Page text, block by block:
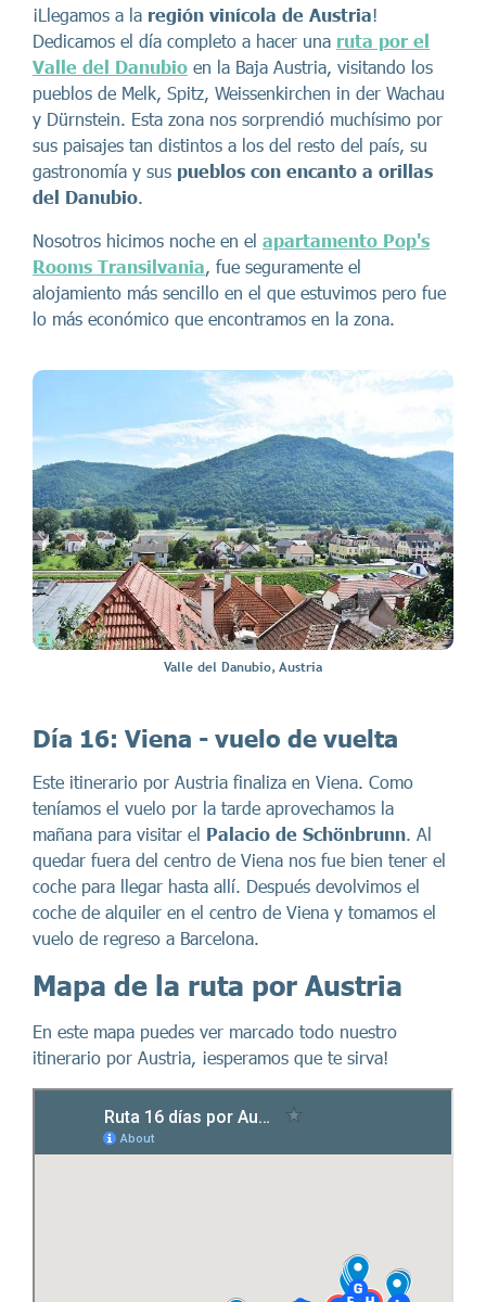
¡Llegamos a la región vinícola de Austria!
Dedicamos el día completo a hacer una ruta por el
Valle del Danubio en la Baja Austria, visitando los
pueblos de Melk, Spitz, Weissenkirchen in der Wachau
y Dürnstein. Esta zona nos sorprendió muchísimo por
sus paisajes tan distintos a los del resto del país, su
gastronomía y sus pueblos con encanto a orillas
del Danubio
Nosotros hicimos noche en el apartamento Pop's
Rooms Transilvania , fue seguramente el
alojamiento más sencillo en el que estuvimos pero fue
lo más económico que encontramos en la zona.
Valle del Danubio, Austria
Día 16: Viena - vuelo de vuelta
Este itinerario por Austria finaliza en Viena. Como
teníamos el vuelo por la tarde aprovechamos la
mañana para visitar el Palacio de Schönbrunn . Al
quedar fuera del centro de Viena nos fue bien tener el
coche para llegar hasta allí. Después devolvimos el
coche de alquiler en el centro de Viena y tomamos el
vuelo de regreso a Barcelona.
Mapa de la ruta por Austria
En este mapa puedes ver marcado todo nuestro
itinerario por Austria, ¡esperamos que te sirva!